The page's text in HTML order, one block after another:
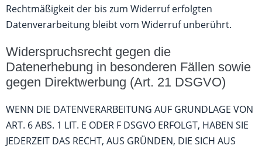
Rechtmäßigkeit der bis zum Widerruf erfolgten
Datenverarbeitung bleibt vom Widerruf unberührt.
Widerspruchsrecht gegen die
Datenerhebung in besonderen Fällen sowie
gegen Direktwerbung (Art. 21 DSGVO)
WENN DIE DATENVERARBEITUNG AUF GRUNDLAGE VON
ART. 6 ABS. 1 LIT. E ODER F DSGVO ERFOLGT, HABEN SIE
JEDERZEIT DAS RECHT, AUS GRÜNDEN, DIE SICH AUS